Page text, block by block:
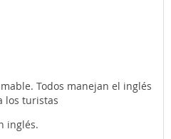
Todos manejan el inglés
los turistas
inglés.